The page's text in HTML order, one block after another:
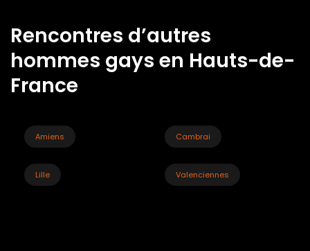
Rencontres d’autres
hommes gays en Hauts-de-
France
Amiens Cambrai
Lille Valenciennes